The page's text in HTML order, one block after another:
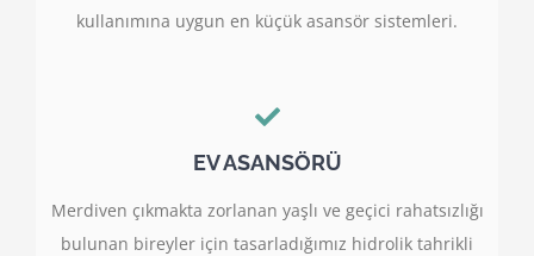
kullanımına uygun en küçük asansör sistemleri.
EV ASANSÖRÜ
Merdiven çıkmakta zorlanan yaşlı ve geçici rahatsızlığı
bulunan bireyler için tasarladığımız hidrolik tahrikli